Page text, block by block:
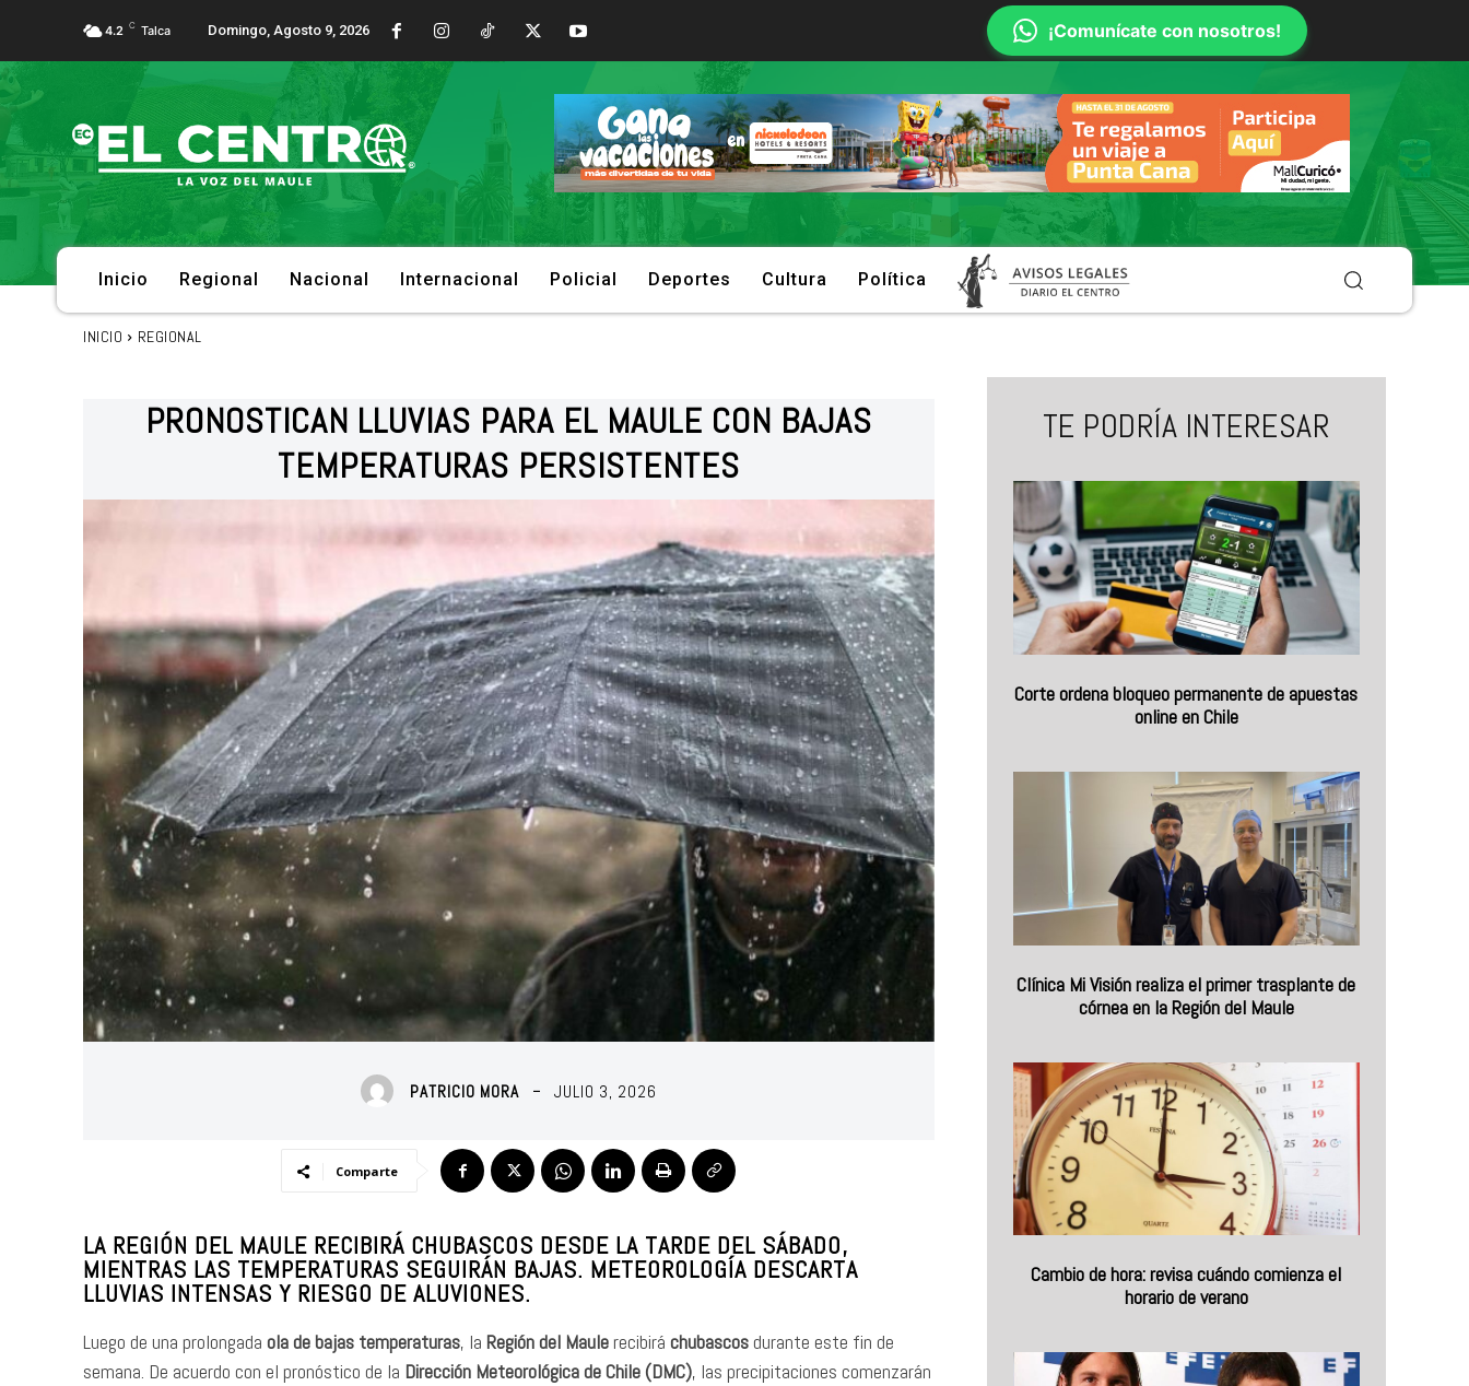
4.2 C Talca Domingo, Agosto 9, 2026 ¡Comunícate con nosotros!
Inicio Regional Nacional Internacional Policial Deportes Cultura Política
INICIO REGIONAL
PRONOSTICAN LLUVIAS PARA EL MAULE CON BAJAS
TEMPERATURAS PERSISTENTES
PATRICIO MORA JULIO 3, 2026
Comparte
LA REGIÓN DEL MAULE RECIBIRÁ CHUBASCOS DESDE LA TARDE DEL SÁBADO,
MIENTRAS LAS TEMPERATURAS SEGUIRÁN BAJAS. METEOROLOGÍA DESCARTA
LLUVIAS INTENSAS Y RIESGO DE ALUVIONES.
Luego de una prolongada ola de bajas temperaturas, la Región del Maulerecibirá chubascosdurante este fin de
semana. De acuerdo con el pronóstico de la Dirección Meteorológica de Chile (DMC), las precipitaciones comenzarán
TE PODRÍA INTERESAR
Corte ordena bloqueo permanente de apuestas
online en Chile
Clínica Mi Visión realiza el primer trasplante de
córnea en la Región del Maule
Cambio de hora: revisa cuándo comienza el
horario de verano